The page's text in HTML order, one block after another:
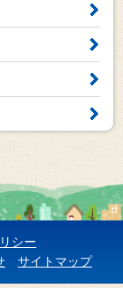
シー
サイトマップ